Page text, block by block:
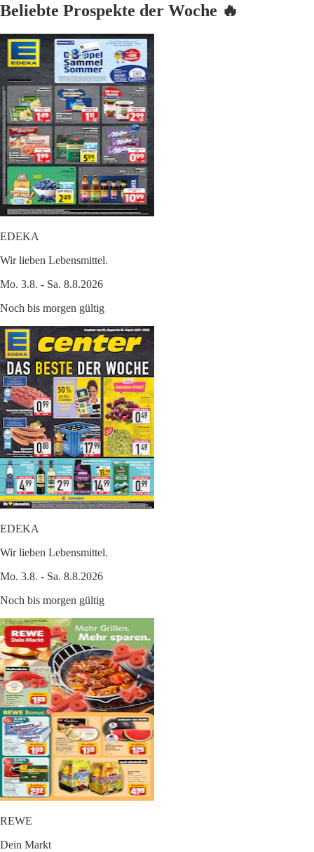
Beliebte Prospekte der Woche 🔥
EDEKA
Wir lieben Lebensmittel.
Mo. 3.8. - Sa. 8.8.2026
Noch bis morgen gültig
EDEKA
Wir lieben Lebensmittel.
Mo. 3.8. - Sa. 8.8.2026
Noch bis morgen gültig
REWE
Dein Markt